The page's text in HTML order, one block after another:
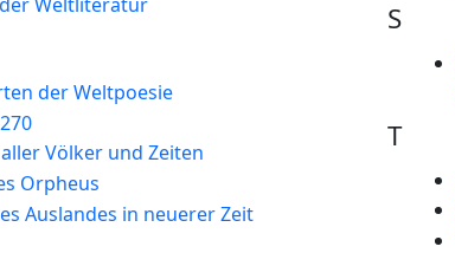
der Weltpoesie
Völker und Zeiten
Orpheus
Auslandes in neuerer Zeit
S
T